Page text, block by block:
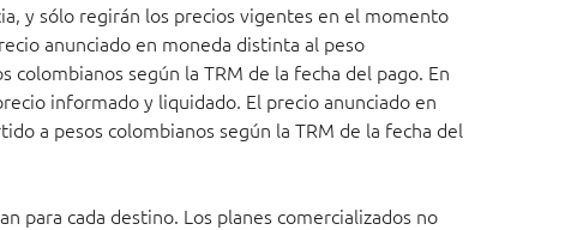
y sólo regirán los precios vigentes en el momento
anunciado en moneda distinta al peso
según la TRM de la fecha del pago. En
informado y liquidado. El precio anunciado en
a pesos colombianos según la TRM de la fecha del
para cada destino. Los planes comercializados no